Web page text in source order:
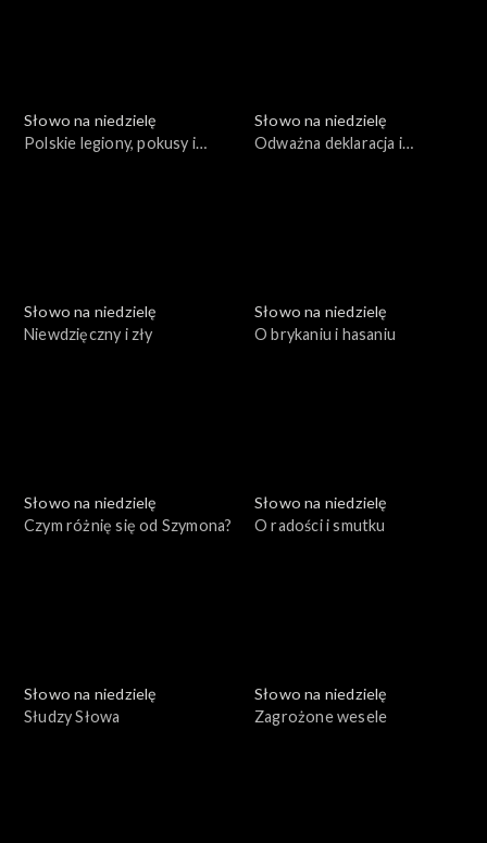
Słowo na niedzielę
Polskie legiony, pokusy i
Słowo na niedzielę
Odważna deklaracja i
Słowo na niedzielę
Niewdzięczny i zły
Słowo na niedzielę
O brykaniu i hasaniu
Słowo na niedzielę
Czym różnię się od Szymona?
Słowo na niedzielę
O radości i smutku
Słowo na niedzielę
Słudzy Słowa
Słowo na niedzielę
Zagrożone wesele